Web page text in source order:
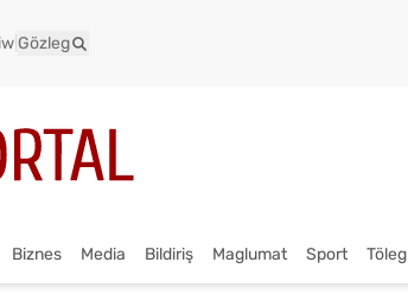
Gözleg
Biznes Media Bildiriş Maglumat Sport Töleg